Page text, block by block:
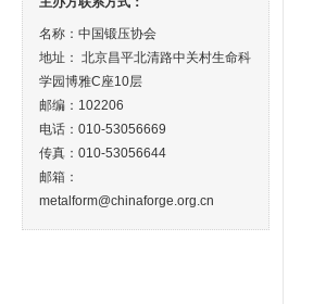
名称：中国锻压协会
地址： 北京昌平北清路中关村生命科
学园博雅C座10层
邮编：102206
电话：010-53056669
传真：010-53056644
邮箱：
metalform@chinaforge.org.cn